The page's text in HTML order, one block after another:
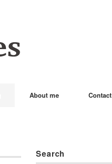
About me Contact
Search